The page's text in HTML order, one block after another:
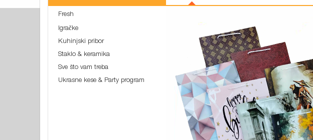
Fresh
Igračke
Kuhinjski pribor
Staklo & keramika
Sve što vam treba
Ukrasne kese & Party program